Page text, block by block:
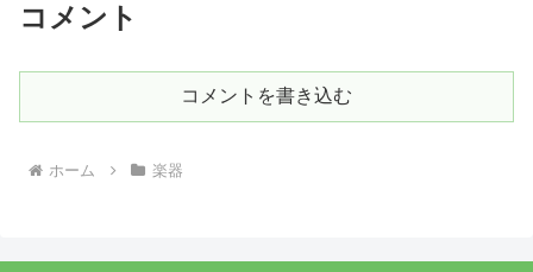
コメント
コメントを書き込む
ホーム 楽器